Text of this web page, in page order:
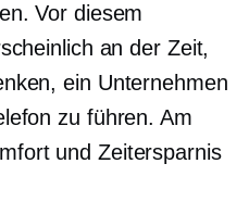
Vor diesem
an der Zeit,
ein Unternehmen
zu führen. Am
und Zeitersparnis